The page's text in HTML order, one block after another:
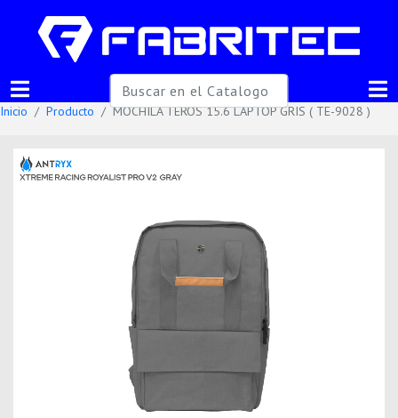
Inicio Producto MOCHILA TEROS 15.6 LAPTOP GRIS ( TE-9028 )